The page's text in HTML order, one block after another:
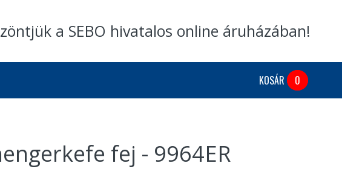
a SEBO hivatalos online áruházában!
KOSÁR 0
fej - 9964ER